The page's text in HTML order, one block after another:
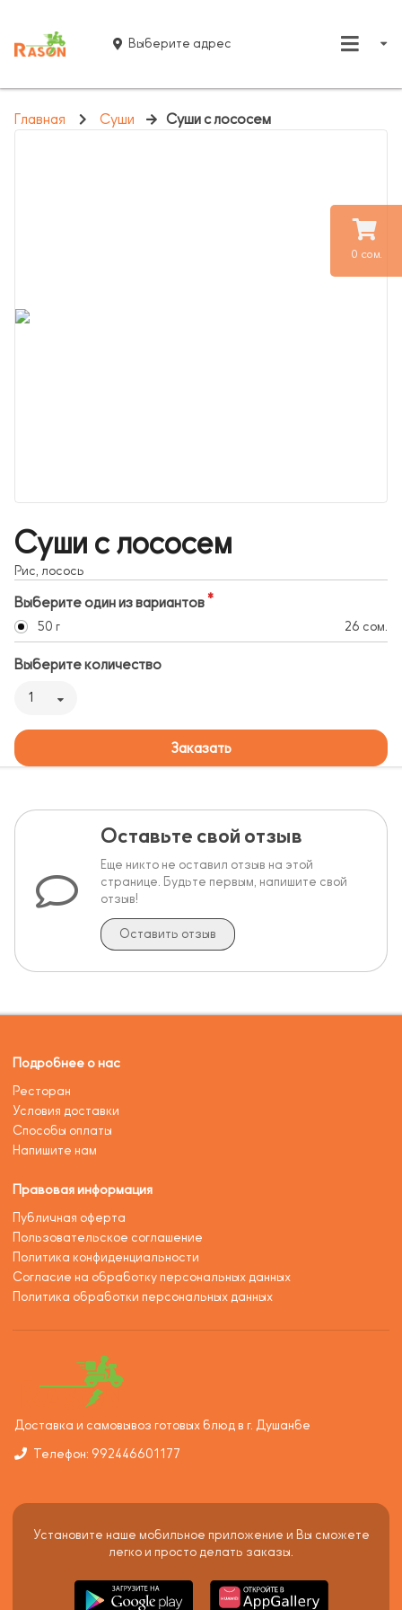
0 сом.
Выберите адрес
Главная Суши Суши с лососем
Суши с лососем
Рис, лосось
Выберите один из вариантов
50 г 26 сом.
Выберите количество
1
Заказать
Оставьте свой отзыв
Еще никто не оставил отзыв на этой
странице. Будьте первым, напишите свой
отзыв!
Оставить отзыв
Подробнее о нас
Ресторан
Условия доставки
Способы оплаты
Напишите нам
Правовая информация
Публичная оферта
Пользовательское соглашение
Политика конфиденциальности
Согласие на обработку персональных данных
Политика обработки персональных данных
Доставка и самовывоз готовых блюд в г. Душанбе
Телефон: 992446601177
Установите наше мобильное приложение и Вы сможете
легко и просто делать заказы.